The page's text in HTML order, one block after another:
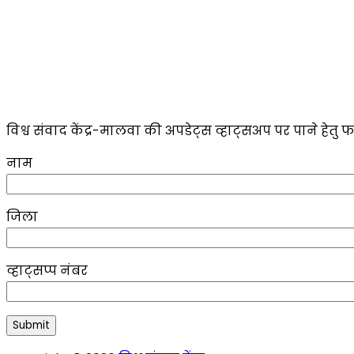
विश्व संवाद केंद्र-मालवा की अपडेट्स व्हाट्सअप पर पाने हेतु
नाम
जिला
व्हाट्सप्प नंबर